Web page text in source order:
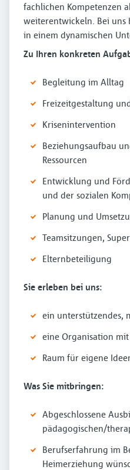
fachlichen Kompetenzen
weiterentwickeln. Bei uns
in einem dynamischen
Zu Ihren konkreten
Begleitung im Alltag
Freizeitgestaltung
Krisenintervention
Beziehungsaufbau
Ressourcen
Entwicklung und
und der sozialen
Planung und
Teamsitzungen,
Elternbeteiligung
Sie erleben bei uns:
ein unterstützendes,
eine Organisation
Raum für eigene
Was Sie mitbringen:
Abgeschlossene
pädagogischen/
Berufserfahrung im
Heimerziehung